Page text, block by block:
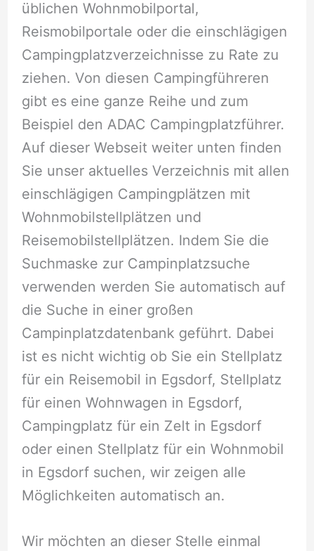
üblichen Wohnmobilportal,
Reismobilportale oder die einschlägigen
Campingplatzverzeichnisse zu Rate zu
ziehen. Von diesen Campingführeren
gibt es eine ganze Reihe und zum
Beispiel den ADAC Campingplatzführer.
Auf dieser Webseit weiter unten finden
Sie unser aktuelles Verzeichnis mit allen
einschlägigen Campingplätzen mit
Wohnmobilstellplätzen und
Reisemobilstellplätzen. Indem Sie die
Suchmaske zur Campinplatzsuche
verwenden werden Sie automatisch auf
die Suche in einer großen
Campinplatzdatenbank geführt. Dabei
ist es nicht wichtig ob Sie ein Stellplatz
für ein Reisemobil in Egsdorf, Stellplatz
für einen Wohnwagen in Egsdorf,
Campingplatz für ein Zelt in Egsdorf
oder einen Stellplatz für ein Wohnmobil
in Egsdorf suchen, wir zeigen alle
Möglichkeiten automatisch an.
Wir möchten an dieser Stelle einmal